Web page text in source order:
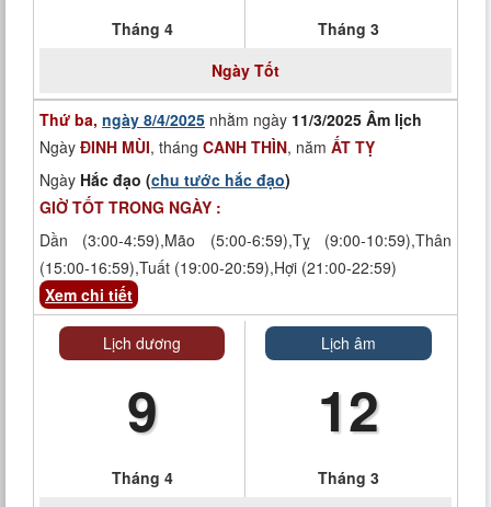
Tháng 4
Tháng 3
Ngày Tốt
Thứ ba, ngày 8/4/2025 nhằm ngày 11/3/2025 Âm lịch
Ngày ĐINH MÙI, tháng CANH THÌN, năm ẤT TỴ
Ngày Hắc đạo (chu tước hắc đạo)
GIỜ TỐT TRONG NGÀY :
Dần (3:00-4:59),Mão (5:00-6:59),Tỵ (9:00-10:59),Thân
(15:00-16:59),Tuất (19:00-20:59),Hợi (21:00-22:59)
Xem chi tiết
Lịch dương
9
Tháng 4
Lịch âm
12
Tháng 3